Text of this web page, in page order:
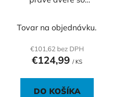
Tovar na objednávku.
€101,62 bez DPH
€124,99 / KS
DO KOŠÍKA